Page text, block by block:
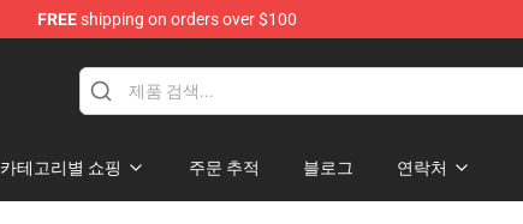
FREEshipping on orders over $100
카테고리별 쇼핑 주문 추적 블로그 연락처